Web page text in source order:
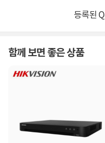
등록된
함께 보면 좋은 상품